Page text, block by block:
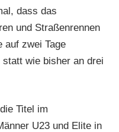
dass das
und Straßenrennen
auf zwei Tage
wie bisher an drei
Titel im
U23 und Elite in